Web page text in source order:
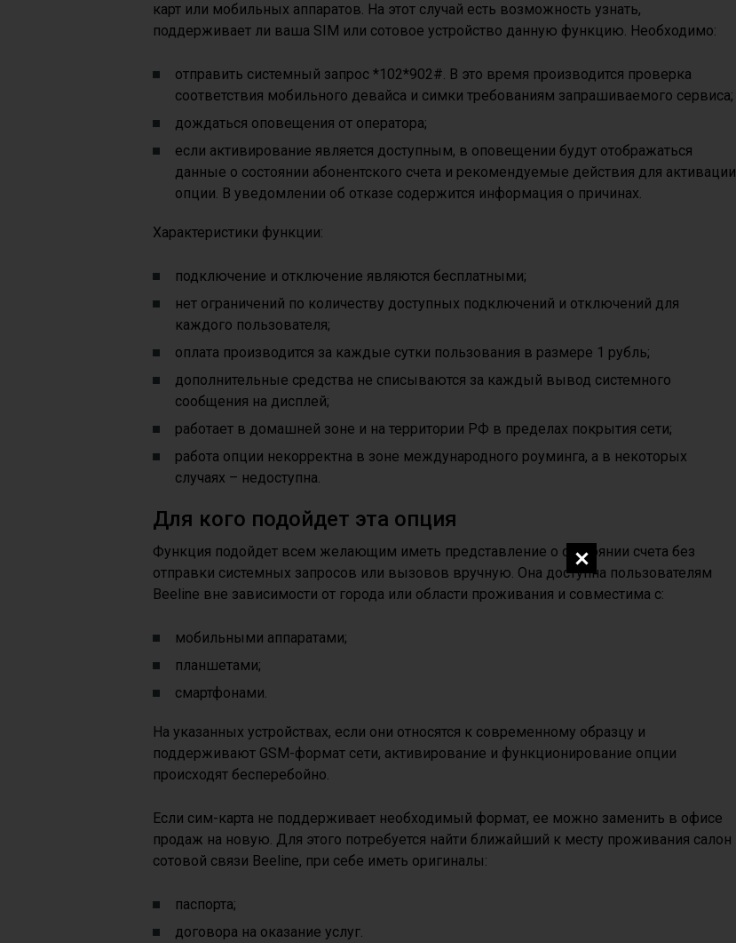
карт или мобильных аппаратов. На этот случай есть возможность узнать,
поддерживает ли ваша SIM или сотовое устройство данную функцию. Необходимо:
отправить системный запрос *102*902#. В это время производится проверка
соответствия мобильного девайса и симки требованиям запрашиваемого сервиса;
дождаться оповещения от оператора;
если активирование является доступным, в оповещении будут отображаться
данные о состоянии абонентского счета и рекомендуемые действия для активации
опции. В уведомлении об отказе содержится информация о причинах.
Характеристики функции:
подключение и отключение являются бесплатными;
нет ограничений по количеству доступных подключений и отключений для
каждого пользователя;
оплата производится за каждые сутки пользования в размере 1 рубль;
дополнительные средства не списываются за каждый вывод системного
сообщения на дисплей;
работает в домашней зоне и на территории РФ в пределах покрытия сети;
работа опции некорректна в зоне международного роуминга, а в некоторых
случаях – недоступна.
Для кого подойдет эта опция
Функция подойдет всем желающим иметь представление о состоянии счета без
отправки системных запросов или вызовов вручную. Она доступна пользователям
Beeline вне зависимости от города или области проживания и совместима с:
мобильными аппаратами;
планшетами;
смартфонами.
На указанных устройствах, если они относятся к современному образцу и
поддерживают GSM-формат сети, активирование и функционирование опции
происходят бесперебойно.
Если сим-карта не поддерживает необходимый формат, ее можно заменить в офисе
продаж на новую. Для этого потребуется найти ближайший к месту проживания салон
сотовой связи Beeline, при себе иметь оригиналы:
паспорта;
договора на оказание услуг.